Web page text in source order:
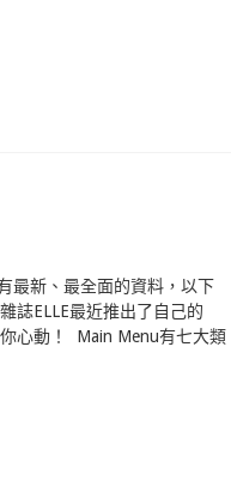
最新、最全面的資料，以下
誌ELLE最近推出了自己的
心動！ Main Menu有七大類